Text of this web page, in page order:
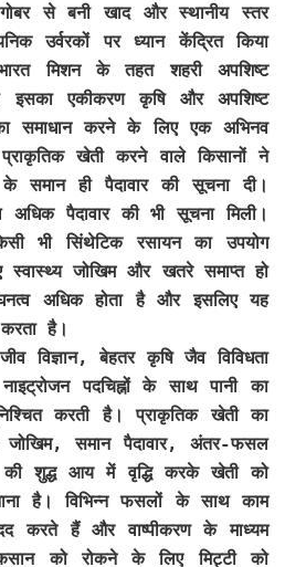
से बनी खाद और स्थानीय स्तर
उर्वरकों पर ध्यान केंद्रित किया
मिशन के तहत शहरी अपशिष्ट
इसका एकीकरण कृषि और अपशिष्ट
समाधान करने के लिए एक अभिनव
खेती करने वाले किसानों ने
समान ही पैदावार की सूचना दी।
पैदावार की भी सूचना मिली।
भी सिंथेटिक रसायन का उपयोग
स्वास्थ्य जोखिम और खतरे समाप्त हो
अधिक होता है और इसलिए यह
है।
विज्ञान, बेहतर कृषि जैव विविधता
पदचिह्नों के साथ पानी का
करती है। प्राकृतिक खेती का
समान पैदावार, अंतर-फसल
शुद्ध आय में वृद्धि करके खेती को
है। विभिन्न फसलों के साथ काम
करते हैं और वाष्पीकरण के माध्यम
को रोकने के लिए मिट्टी को